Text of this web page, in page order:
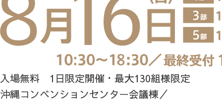
入場無料 1日限定開催・最大130組様限定
沖縄コンベンションセンター会議棟／